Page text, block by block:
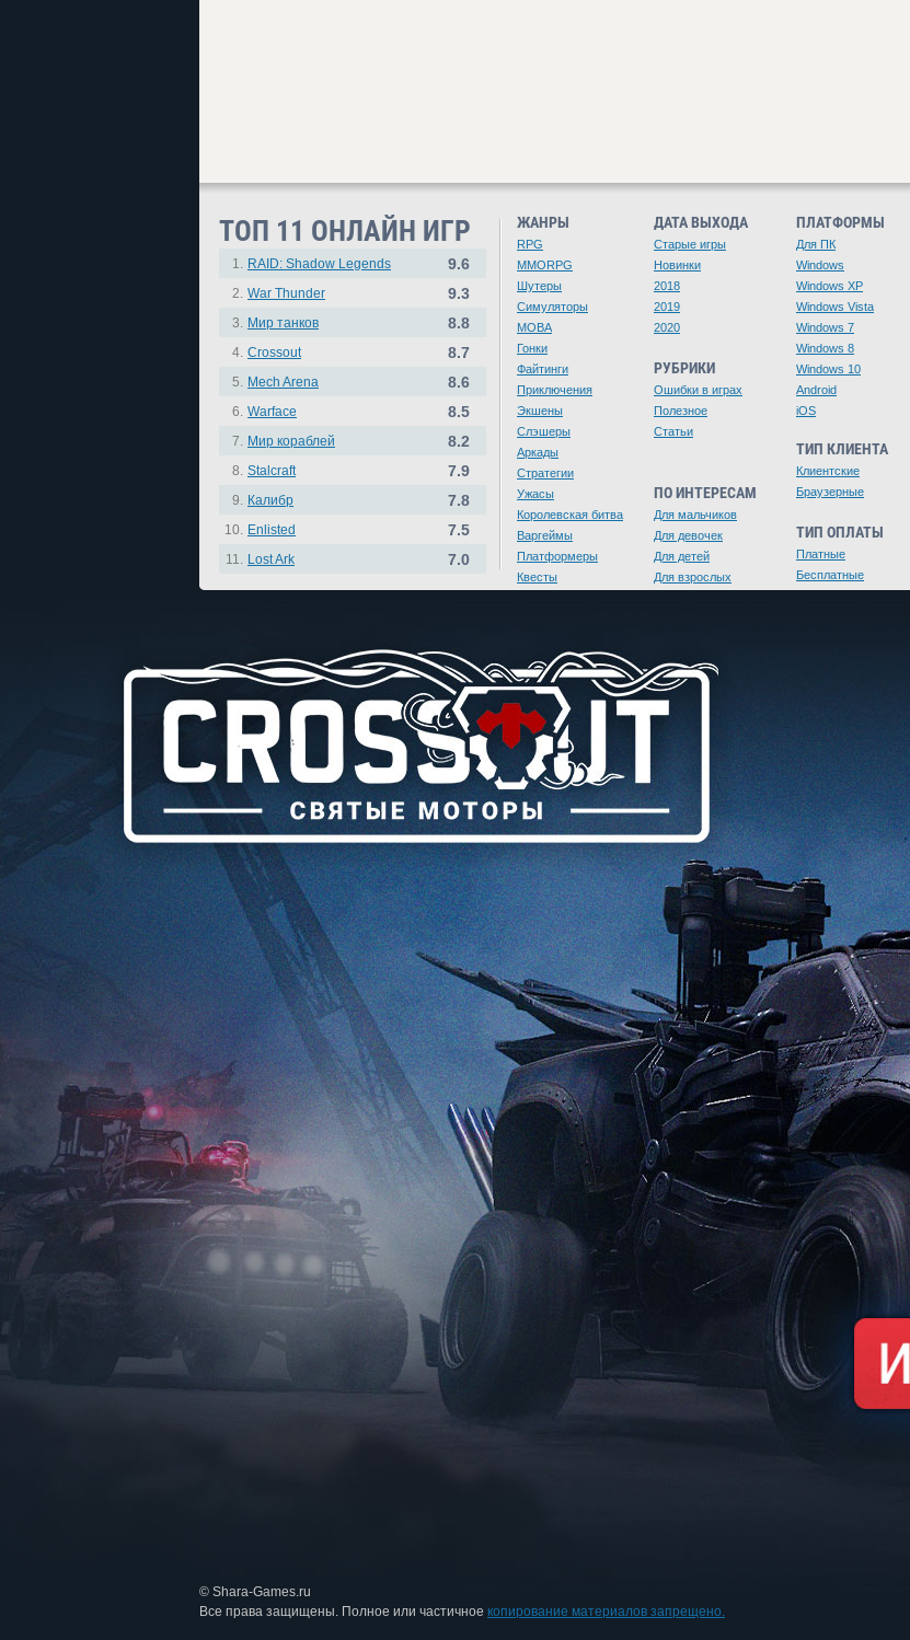
ТОП 11 ОНЛАЙН ИГР
1. RAID: Shadow Legends 9.6
2. War Thunder 9.3
3. Мир танков 8.8
4. Crossout 8.7
5. Mech Arena 8.6
6. Warface 8.5
7. Мир кораблей 8.2
8. Stalcraft 7.9
9. Калибр 7.8
10. Enlisted 7.5
11. Lost Ark 7.0
ЖАНРЫ
RPG
MMORPG
Шутеры
Симуляторы
MOBA
Гонки
Файтинги
Приключения
Экшены
Слэшеры
Аркады
Стратегии
Ужасы
Королевская битва
Варгеймы
Платформеры
Квесты
ДАТА ВЫХОДА
Старые игры
Новинки
2018
2019
2020
РУБРИКИ
Ошибки в играх
Полезное
Статьи
ПО ИНТЕРЕСАМ
Для мальчиков
Для девочек
Для детей
Для взрослых
ПЛАТФОРМЫ
Для ПК
Windows
Windows XP
Windows Vista
Windows 7
Windows 8
Windows 10
Android
iOS
ТИП КЛИЕНТА
Клиентские
Браузерные
ТИП ОПЛАТЫ
Платные
Бесплатные
© Shara-Games.ru
Все права защищены. Полное или частичное копирование материалов запрещено.